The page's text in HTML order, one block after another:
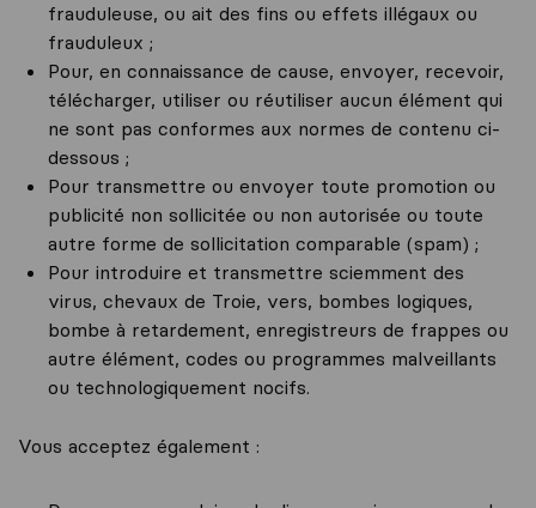
frauduleuse, ou ait des fins ou effets illégaux ou
frauduleux ;
Pour, en connaissance de cause, envoyer, recevoir,
télécharger, utiliser ou réutiliser aucun élément qui
ne sont pas conformes aux normes de contenu ci-
dessous ;
Pour transmettre ou envoyer toute promotion ou
publicité non sollicitée ou non autorisée ou toute
autre forme de sollicitation comparable (spam) ;
Pour introduire et transmettre sciemment des
virus, chevaux de Troie, vers, bombes logiques,
bombe à retardement, enregistreurs de frappes ou
autre élément, codes ou programmes malveillants
ou technologiquement nocifs.
Vous acceptez également :